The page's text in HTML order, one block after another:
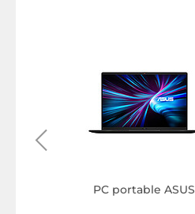
PC portable ASUS